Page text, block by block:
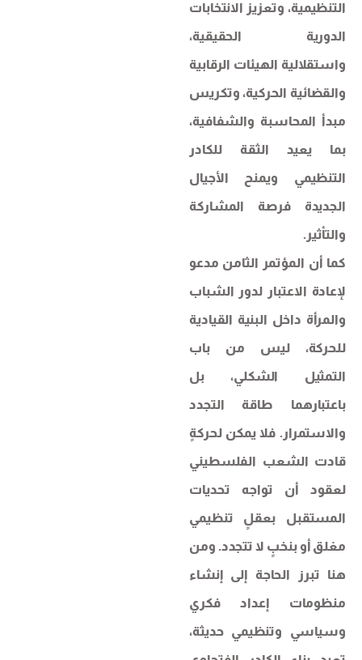
التنظيمية، وتعزيز الانتخابات
الدورية الحقيقية،
واستقلالية الهيئات الرقابية
والقضائية الحركية، وتكريس
مبدأ المحاسبة والشفافية،
بما يعيد الثقة للكادر
التنظيمي ويمنح الأجيال
الجديدة فرصة المشاركة
والتأثير.
كما أن المؤتمر الثامن مدعو
لإعادة الاعتبار لدور الشباب
والمرأة داخل البنية القيادية
للحركة، ليس من باب
التمثيل الشكلي، بل
باعتبارهما طاقة التجدد
والاستمرار. فلا يمكن لحركةٍ
قادت الشعب الفلسطيني
لعقود أن تواجه تحديات
المستقبل بعقلٍ تنظيمي
مغلق أو بنخبٍ لا تتجدد. ومن
هنا تبرز الحاجة إلى إنشاء
منظومات إعداد فكري
وسياسي وتنظيمي حديثة،